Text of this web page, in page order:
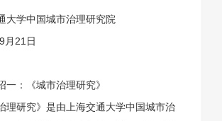
大学中国城市治理研究院
月21日
一：《城市治理研究》
理研究》是由上海交通大学中国城市治